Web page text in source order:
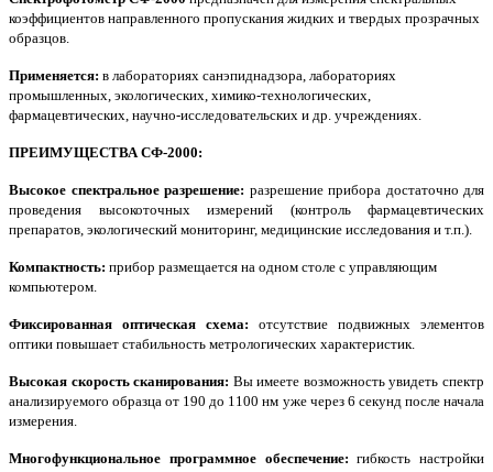
коэффициентов направленного пропускания жидких и твердых прозрачных
образцов.
Применяется: в лабораториях санэпиднадзора, лабораториях
промышленных, экологических, химико-технологических,
фармацевтических, научно-исследовательских и др. учреждениях.
ПРЕИМУЩЕСТВА СФ-2000:
Высокое спектральное разрешение: разрешение прибора достаточно для
проведения высокоточных измерений (контроль фармацевтических
препаратов, экологический мониторинг, медицинские исследования и т.п.).
Компактность: прибор размещается на одном столе с управляющим
компьютером.
Фиксированная оптическая схема: отсутствие подвижных элементов
оптики повышает стабильность метрологических характеристик.
Высокая скорость сканирования: Вы имеете возможность увидеть спектр
анализируемого образца от 190 до 1100 нм уже через 6 секунд после начала
измерения.
Многофункциональное программное обеспечение:гибкость настройки